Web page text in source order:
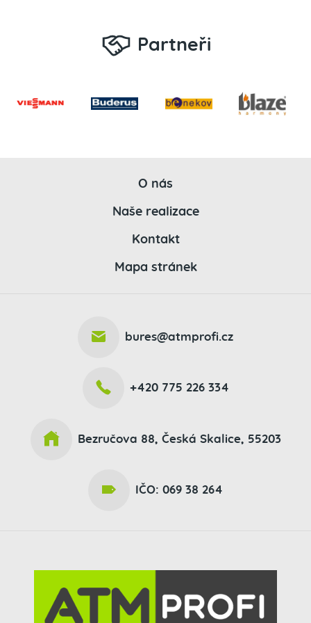
Partneři
O nás
Naše realizace
Kontakt
Mapa stránek
bures@atmprofi.cz
+420 775 226 334
Bezručova 88, Česká Skalice, 55203
IČO: 069 38 264